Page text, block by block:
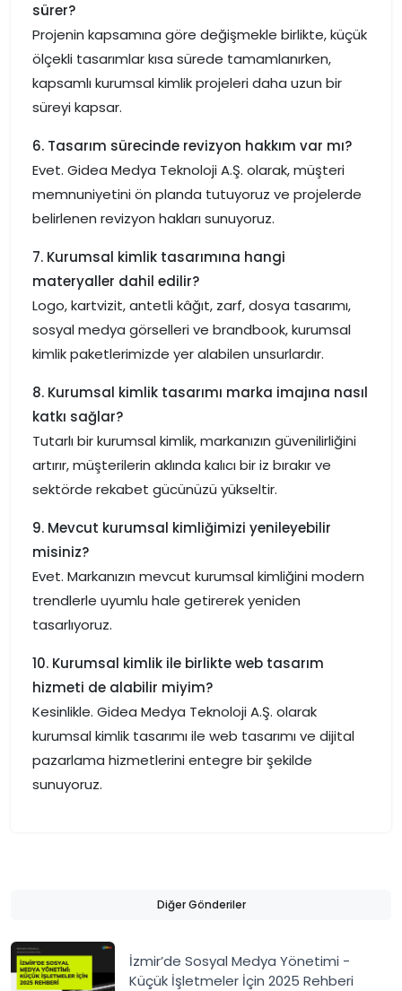
sürer?
Projenin kapsamına göre değişmekle birlikte, küçük
ölçekli tasarımlar kısa sürede tamamlanırken,
kapsamlı kurumsal kimlik projeleri daha uzun bir
süreyi kapsar.
6. Tasarım sürecinde revizyon hakkım var mı?
Evet. Gidea Medya Teknoloji A.Ş. olarak, müşteri
memnuniyetini ön planda tutuyoruz ve projelerde
belirlenen revizyon hakları sunuyoruz.
7. Kurumsal kimlik tasarımına hangi
materyaller dahil edilir?
Logo, kartvizit, antetli kâğıt, zarf, dosya tasarımı,
sosyal medya görselleri ve brandbook, kurumsal
kimlik paketlerimizde yer alabilen unsurlardır.
8. Kurumsal kimlik tasarımı marka imajına nasıl
katkı sağlar?
Tutarlı bir kurumsal kimlik, markanızın güvenilirliğini
artırır, müşterilerin aklında kalıcı bir iz bırakır ve
sektörde rekabet gücünüzü yükseltir.
9. Mevcut kurumsal kimliğimizi yenileyebilir
misiniz?
Evet. Markanızın mevcut kurumsal kimliğini modern
trendlerle uyumlu hale getirerek yeniden
tasarlıyoruz.
10. Kurumsal kimlik ile birlikte web tasarım
hizmeti de alabilir miyim?
Kesinlikle. Gidea Medya Teknoloji A.Ş. olarak
kurumsal kimlik tasarımı ile web tasarımı ve dijital
pazarlama hizmetlerini entegre bir şekilde
sunuyoruz.
Diğer Gönderiler
İzmir’de Sosyal Medya Yönetimi -
Küçük İşletmeler İçin 2025 Rehberi